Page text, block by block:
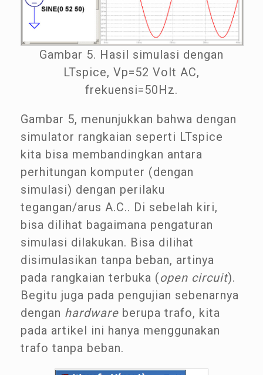
Gambar 5. Hasil simulasi dengan
LTspice, Vp=52 Volt AC,
frekuensi=50Hz.
Gambar 5, menunjukkan bahwa dengan
simulator rangkaian seperti LTspice
kita bisa membandingkan antara
perhitungan komputer (dengan
simulasi) dengan perilaku
tegangan/arus A.C.. Di sebelah kiri,
bisa dilihat bagaimana pengaturan
simulasi dilakukan. Bisa dilihat
disimulasikan tanpa beban, artinya
pada rangkaian terbuka (open circuit).
Begitu juga pada pengujian sebenarnya
dengan hardware berupa trafo, kita
pada artikel ini hanya menggunakan
trafo tanpa beban.